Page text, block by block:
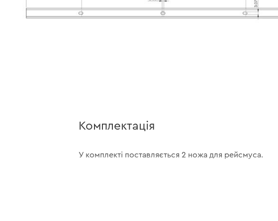
Комплектація
У комплекті поставляється 2 ножа для рейсмуса.